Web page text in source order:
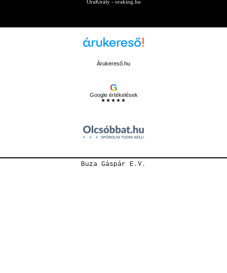
ÓraKirály - oraking.hu
Árukereső.hu
G
Google értékelések
★★★★★
Buza Gáspár E.V.